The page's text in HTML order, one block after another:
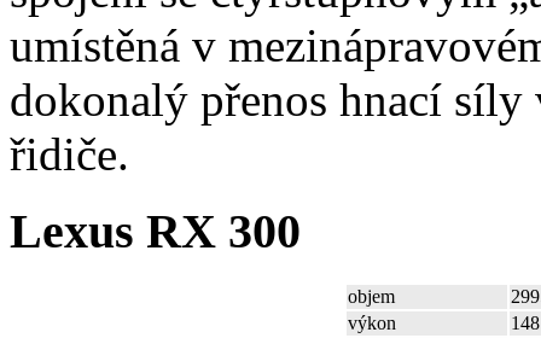
umístěná v
dokonalý přenos hnací síly
řidiče.
Lexus RX 300
objem
výkon